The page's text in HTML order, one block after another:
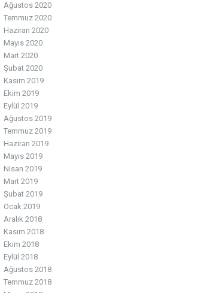
Ağustos 2020
Temmuz 2020
Haziran 2020
Mayıs 2020
Mart 2020
Şubat 2020
Kasım 2019
Ekim 2019
Eylül 2019
Ağustos 2019
Temmuz 2019
Haziran 2019
Mayıs 2019
Nisan 2019
Mart 2019
Şubat 2019
Ocak 2019
Aralık 2018
Kasım 2018
Ekim 2018
Eylül 2018
Ağustos 2018
Temmuz 2018